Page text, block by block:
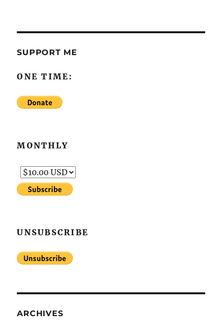
SUPPORT ME
ONE TIME:
MONTHLY
UNSUBSCRIBE
ARCHIVES